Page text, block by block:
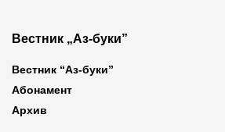
Вестник „Аз-буки”
Вестник “Аз-буки”
Абонамент
Архив